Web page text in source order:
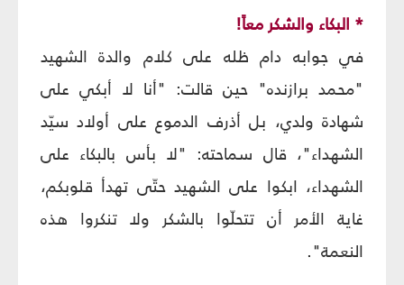
* البكاء والشكر معاً!
في جوابه دام ظله على كلام والدة الشهيد
"محمد برازنده" حين قالت: "أنا لا أبكي على
شهادة ولدي، بل أذرف الدموع على أولاد سيّد
الشهداء"، قال سماحته: "لا بأس بالبكاء على
الشهداء، ابكوا على الشهيد حتّى تهدأ قلوبكم،
غاية الأمر أن تتحلّوا بالشكر ولا تنكروا هذه
النعمة".